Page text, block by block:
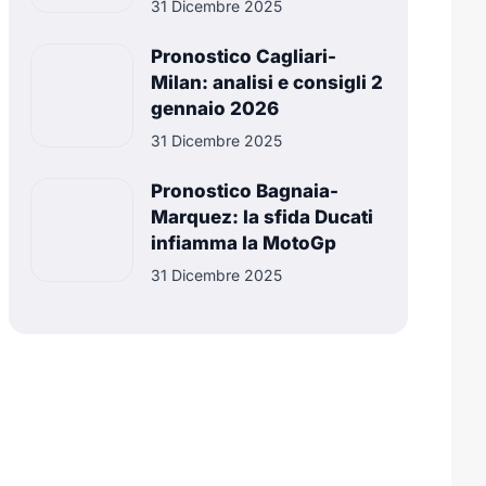
31 Dicembre 2025
Pronostico Cagliari-
Milan: analisi e consigli 2
gennaio 2026
31 Dicembre 2025
Pronostico Bagnaia-
Marquez: la sfida Ducati
infiamma la MotoGp
31 Dicembre 2025